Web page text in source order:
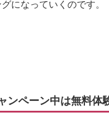
になっていくのです。
ンペーン中は無料体